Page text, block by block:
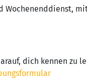
Wochenenddienst,
dich kennen zu